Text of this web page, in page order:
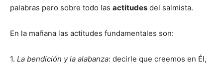
palabras pero sobre todo las actitudes del salmista.
En la mañana las actitudes fundamentales son:
1. La bendición y la alabanza: decirle que creemos en Él,